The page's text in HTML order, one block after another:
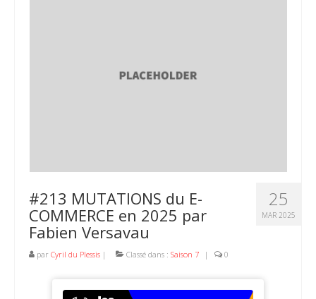
25
MAR 2025
#213 MUTATIONS du E-
COMMERCE en 2025 par
Fabien Versavau
par Cyril du Plessis | Classé dans : Saison 7 | 0